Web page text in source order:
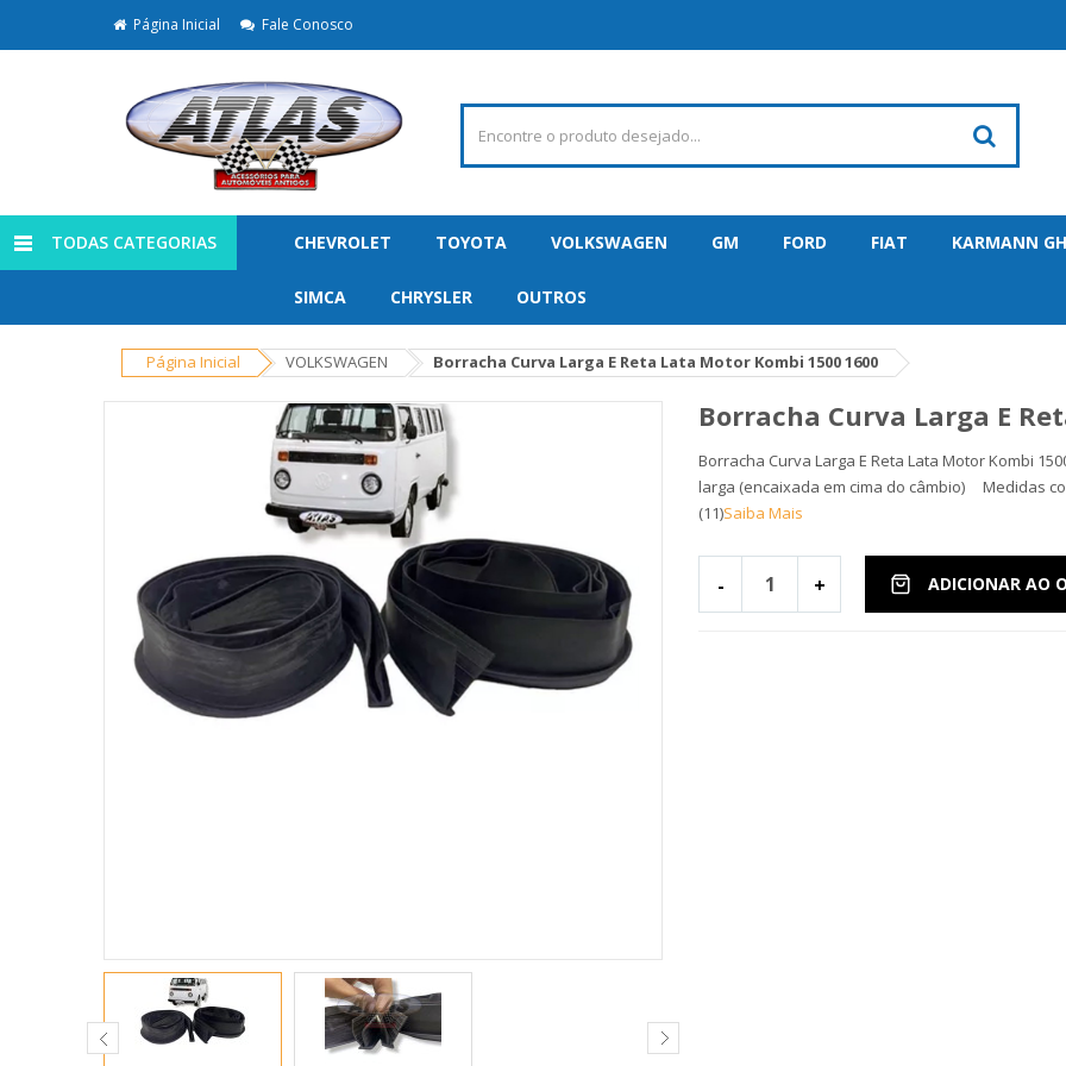
Página Inicial Fale Conosco
TODAS CATEGORIAS CHEVROLET TOYOTA VOLKSWAGEN GM FORD FIAT KARMANN
SIMCA CHRYSLER OUTROS
Página Inicial VOLKSWAGEN Borracha Curva Larga E Reta Lata Motor Kombi 1500 1600
Borracha Curva Larga E
Borracha Curva Larga E Reta Lata Motor Kombi
larga (encaixada em cima do câmbio) Medidas
(11)Saiba Mais
- + ADICIONAR AO